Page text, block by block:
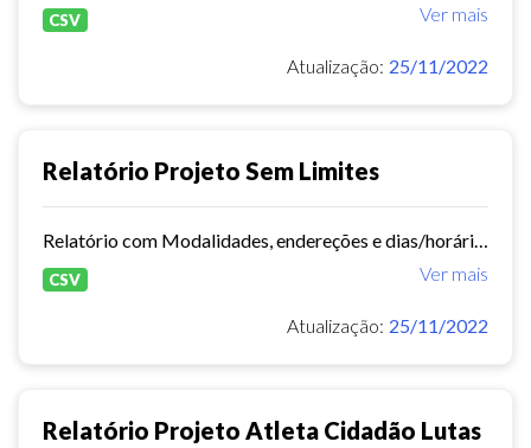
Ver mais
CSV
Atualização: 25/11/2022
Relatório Projeto Sem Limites
Ver mais
CSV
Atualização: 25/11/2022
Relatório Projeto Atleta Cidadão Lutas